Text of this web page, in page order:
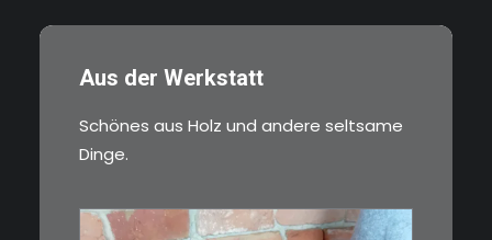
Aus der Werkstatt
Schönes aus Holz und andere seltsame
Dinge.